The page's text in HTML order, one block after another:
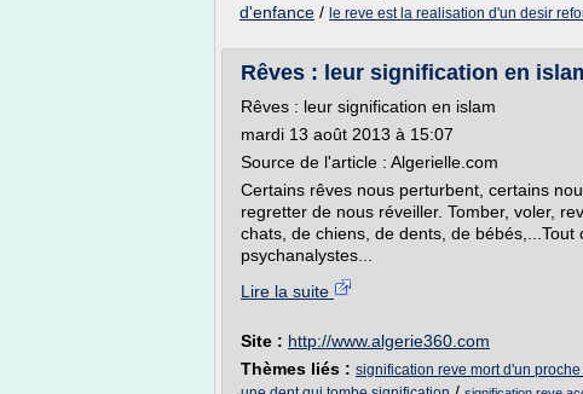
d'enfance / le reve est la realisation d'un desir
Rêves : leur signification en
Rêves : leur signification en islam
mardi 13 août 2013 à 15:07
Source de l'article : Algerielle.com
Certains rêves nous perturbent, certains
regretter de nous réveiller. Tomber, voler,
chats, de chiens, de dents, de
psychanalystes...
Lire la suite
Site : http://www.algerie360.com
Thèmes liés : signification reve mort d'un